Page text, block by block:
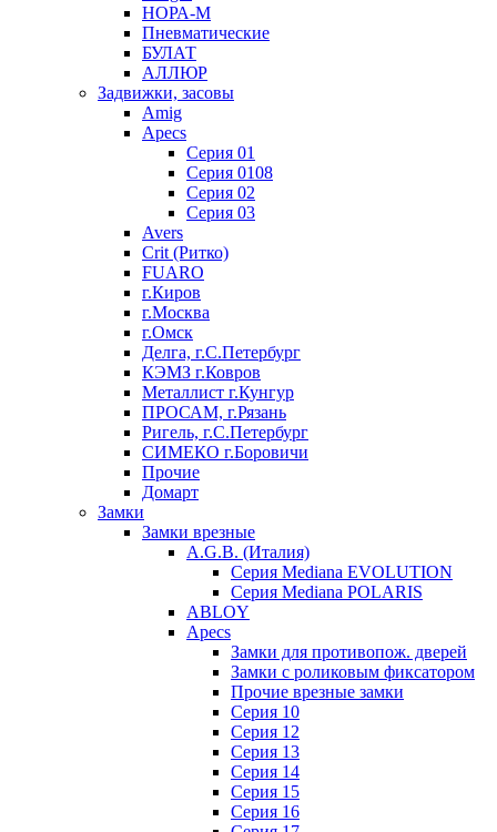
НОРА-М
Пневматические
БУЛАТ
АЛЛЮР
Задвижки, засовы
Amig
Apecs
Серия 01
Серия 0108
Серия 02
Серия 03
Avers
Crit (Ритко)
FUARO
г.Киров
г.Москва
г.Омск
Делга, г.С.Петербург
КЭМЗ г.Ковров
Металлист г.Кунгур
ПРОСАМ, г.Рязань
Ригель, г.С.Петербург
СИМЕКО г.Боровичи
Прочие
Домарт
Замки
Замки врезные
A.G.B. (Италия)
Серия Mediana EVOLUTION
Серия Mediana POLARIS
ABLOY
Apecs
Замки для противопож. дверей
Замки с роликовым фиксатором
Прочие врезные замки
Серия 10
Серия 12
Серия 13
Серия 14
Серия 15
Серия 16